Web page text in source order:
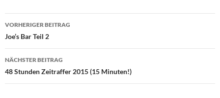
Beitragsnavigation
VORHERIGER BEITRAG
Joe’s Bar Teil 2
NÄCHSTER BEITRAG
48 Stunden Zeitraffer 2015 (15 Minuten!)